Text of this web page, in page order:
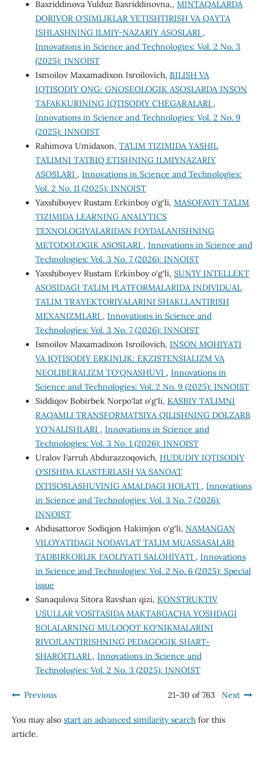
Baxriddinova Yulduz Baxriddinovna,, MINTAQALARDA
DORIVOR O‘SIMLIKLAR YETISHTIRISH VA QAYTA
ISHLASHNING ILMIY-NAZARIY ASOSLARI ,
Innovations in Science and Technologies: Vol. 2 No. 3
(2025): INNOIST
Ismoilov Maxamadixon Isroilovich, BILISH VA
IQTISODIY ONG: GNOSEOLOGIK ASOSLARDA INSON
TAFAKKURINING IQTISODIY CHEGARALARI ,
Innovations in Science and Technologies: Vol. 2 No. 9
(2025): INNOIST
Rahimova Umidaxon, TA’LIM TIZIMIDA YASHIL
TA’LIMNI TATBIQ ETISHNING ILMIYNAZARIY
ASOSLARI , Innovations in Science and Technologies:
Vol. 2 No. 11 (2025): INNOIST
Yaxshiboyev Rustam Erkinboy o‘g‘li, MASOFAVIY TA’LIM
TIZIMIDA LEARNING ANALYTICS
TEXNOLOGIYALARIDAN FOYDALANISHNING
METODOLOGIK ASOSLARI , Innovations in Science and
Technologies: Vol. 3 No. 7 (2026): INNOIST
Yaxshiboyev Rustam Erkinboy o‘g‘li, SUN’IY INTELLEKT
ASOSIDAGI TA’LIM PLATFORMALARIDA INDIVIDUAL
TA’LIM TRAYEKTORIYALARINI SHAKLLANTIRISH
MEXANIZMLARI , Innovations in Science and
Technologies: Vol. 3 No. 7 (2026): INNOIST
Ismoilov Maxamadixon Isroilovich, INSON MOHIYATI
VA IQTISODIY ERKINLIK: EKZISTENSIALIZM VA
NEOLIBERALIZM TO‘QNASHUVI , Innovations in
Science and Technologies: Vol. 2 No. 9 (2025): INNOIST
Siddiqov Bobirbek Norpo‘lat o‘g‘li, KASBIY TA’LIMNI
RAQAMLI TRANSFORMATSIYA QILISHNING DOLZARB
YO‘NALISHLARI , Innovations in Science and
Technologies: Vol. 3 No. 1 (2026): INNOIST
Uralov Farruh Abdurazzoqovich, HUDUDIY IQTISODIY
O‘SISHDA KLASTERLASH VA SANOAT
IXTISOSLASHUVINIG AMALDAGI HOLATI , Innovations
in Science and Technologies: Vol. 3 No. 7 (2026):
INNOIST
Abdusattorov Sodiqjon Hakimjon o‘g‘li, NAMANGAN
VILOYATIDAGI NODAVLAT TA’LIM MUASSASALARI
TADBIRKORLIK FAOLIYATI SALOHIYATI , Innovations
in Science and Technologies: Vol. 2 No. 6 (2025): Special
issue
Sanaqulova Sitora Ravshan qizi, KONSTRUKTIV
USULLAR VOSITASIDA MAKTABGACHA YOSHDAGI
BOLALARNING MULOQOT KO‘NIKMALARINI
RIVOJLANTIRISHNING PEDAGOGIK SHART-
SHAROITLARI , Innovations in Science and
Technologies: Vol. 2 No. 3 (2025): INNOIST
Previous 21-30 of 763 Next
You may also start an advanced similarity searchfor this
article.